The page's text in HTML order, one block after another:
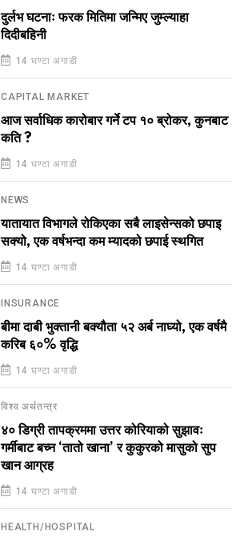
दुर्लभ घटनाः फरक मितिमा जन्मिए जुम्ल्याहा
दिदीबहिनी
14 घण्टा अगाडी
CAPITAL MARKET
आज सर्वाधिक कारोबार गर्ने टप १० ब्रोकर, कुनबाट
कति ?
14 घण्टा अगाडी
NEWS
यातायात विभागले रोकिएका सबै लाइसेन्सको छपाइ
सक्यो, एक वर्षभन्दा कम म्यादको छपाई स्थगित
14 घण्टा अगाडी
INSURANCE
बीमा दाबी भुक्तानी बक्यौता ५२ अर्ब नाघ्यो, एक वर्षमै
करिब ६०% वृद्धि
14 घण्टा अगाडी
विश्व अर्थतन्त्र
४० डिग्री तापक्रममा उत्तर कोरियाको सुझावः
गर्मीबाट बच्न ‘तातो खाना’ र कुकुरको मासुको सुप
खान आग्रह
14 घण्टा अगाडी
HEALTH/HOSPITAL